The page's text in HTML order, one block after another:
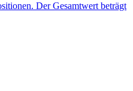
Der Gesamtwert beträgt